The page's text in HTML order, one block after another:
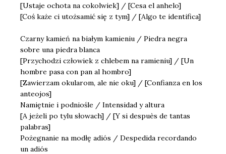
[Ustaje ochota na cokolwiek] / [Cesa el anhelo]
[Coś każe ci utożsamić się z tym] / [Algo te identifica]
Czarny kamień na białym kamieniu / Piedra negra
sobre una piedra blanca
[Przychodzi człowiek z chlebem na ramieniu] / [Un
hombre pasa con pan al hombro]
[Zawierzam okularom, ale nie oku] / [Confianza en los
anteojos]
Namiętnie i podniośle / Intensidad y altura
[A jeżeli po tylu słowach] / [Y si despuès de tantas
palabras]
Pożegnanie na modłę adiós / Despedida recordando
un adiós